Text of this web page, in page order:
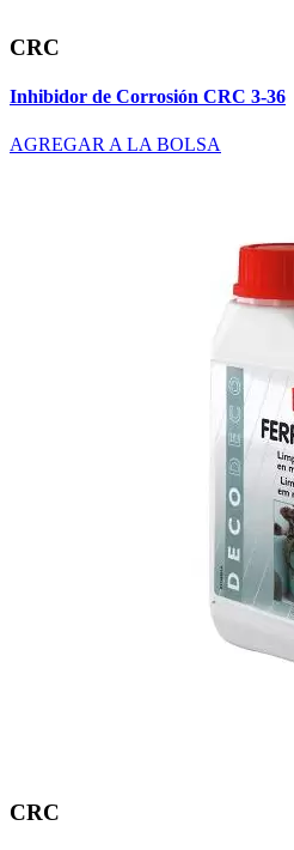
CRC
Inhibidor de Corrosión CRC 3-36
AGREGAR A LA BOLSA
CRC